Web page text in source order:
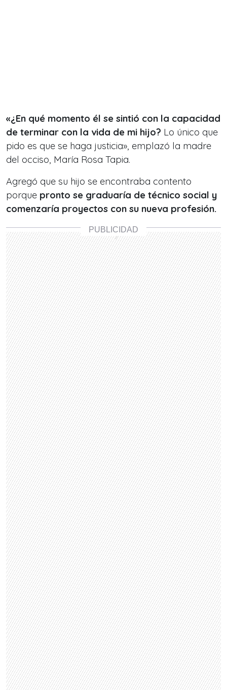
«¿En qué momento él se sintió con la capacidad
de terminar con la vida de mi hijo? Lo único que
pido es que se haga justicia», emplazó la madre
del occiso, María Rosa Tapia.
Agregó que su hijo se encontraba contento
porque pronto se graduaría de técnico social y
comenzaría proyectos con su nueva profesión.